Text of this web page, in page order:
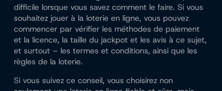
difficile lorsque vous savez comment le faire. Si vous
souhaitez jouer à la loterie en ligne, vous pouvez
commencer par vérifier les méthodes de paiement
et la licence, la taille du jackpot et les avis à ce sujet,
et surtout – les termes et conditions, ainsi que les
règles de la loterie.
Si vous suivez ce conseil, vous choisirez non